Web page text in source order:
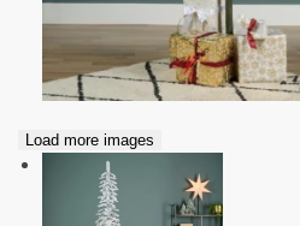
Load more images